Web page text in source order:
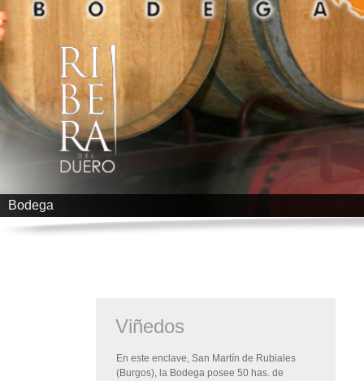
Bodega
Viñedos
En este enclave, San Martín de Rubiales
(Burgos), la Bodega posee 50 has. de